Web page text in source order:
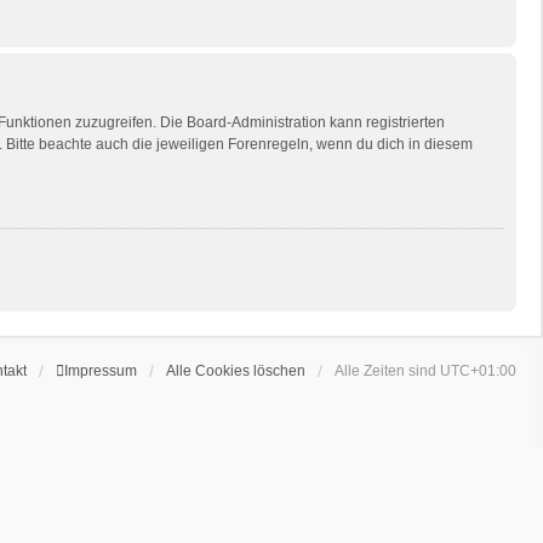
zuzugreifen. Die Board-Administration kann registrierten
beachte auch die jeweiligen Forenregeln, wenn du dich in diesem
Impressum Alle Cookies löschen Alle Zeiten sind UTC+01:00